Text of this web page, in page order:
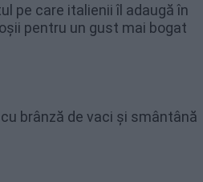
pe care italienii îl adaugă în
pentru un gust mai bogat
brânză de vaci și smântână